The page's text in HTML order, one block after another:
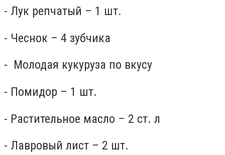
- Лук репчатый – 1 шт.
- Чеснок – 4 зубчика
- Молодая кукуруза по вкусу
- Помидор – 1 шт.
- Растительное масло – 2 ст. л
- Лавровый лист – 2 шт.